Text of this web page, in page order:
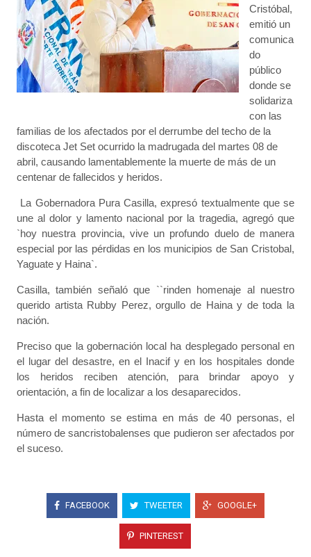
Cristóbal,
emitió un
comunica
do
público
donde se
solidariza
con las
familias de los afectados por el derrumbe del techo de la
discoteca Jet Set ocurrido la madrugada del martes 08 de
abril, causando lamentablemente la muerte de más de un
centenar de fallecidos y heridos.
La Gobernadora Pura Casilla, expresó textualmente que se
une al dolor y lamento nacional por la tragedia, agregó que
`hoy nuestra provincia, vive un profundo duelo de manera
especial por las pérdidas en los municipios de San Cristobal,
Yaguate y Haina`.
Casilla, también señaló que ``rinden homenaje al nuestro
querido artista Rubby Perez, orgullo de Haina y de toda la
nación.
Preciso que la gobernación local ha desplegado personal en
el lugar del desastre, en el Inacif y en los hospitales donde
los heridos reciben atención, para brindar apoyo y
orientación, a fin de localizar a los desaparecidos.
Hasta el momento se estima en más de 40 personas, el
número de sancristobalenses que pudieron ser afectados por
el suceso.
FACEBOOK TWEETER GOOGLE+
PINTEREST